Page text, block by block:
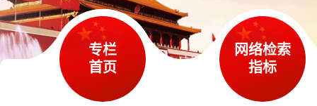
专栏
首页
网络检索
指标